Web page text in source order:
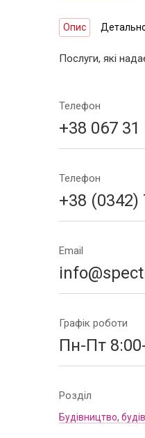
Опис
Послуги, які
Телефон
+38 067 31
Телефон
+38 (0342)
Email
Графік роботи
Пн-Пт
Розділ
Будівництво,